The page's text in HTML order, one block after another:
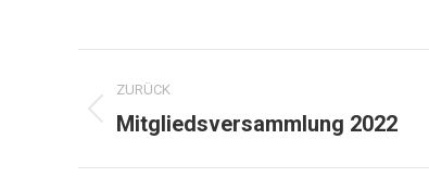
Kommentarnavigation
ZURÜCK
Vorheriger
Mitgliedsversammlung 2022